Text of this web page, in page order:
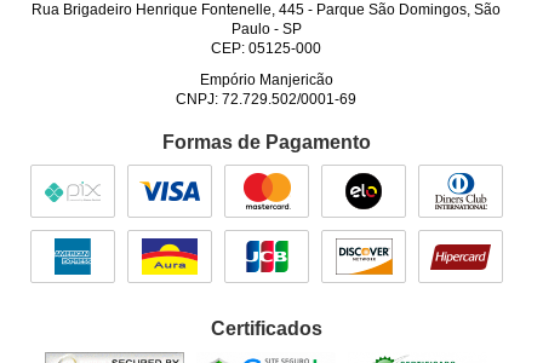
Rua Brigadeiro Henrique Fontenelle, 445 - Parque São Domingos, São
Paulo- SP
CEP: 05125-000
Empório Manjericão
CNPJ: 72.729.502/0001-69
Formas de Pagamento
Certificados